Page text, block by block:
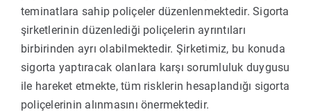
teminatlara sahip poliçeler düzenlenmektedir. Sigorta
şirketlerinin düzenlediği poliçelerin ayrıntıları
birbirinden ayrı olabilmektedir. Şirketimiz, bu konuda
sigorta yaptıracak olanlara karşı sorumluluk duygusu
ile hareket etmekte, tüm risklerin hesaplandığı sigorta
poliçelerinin alınmasını önermektedir.